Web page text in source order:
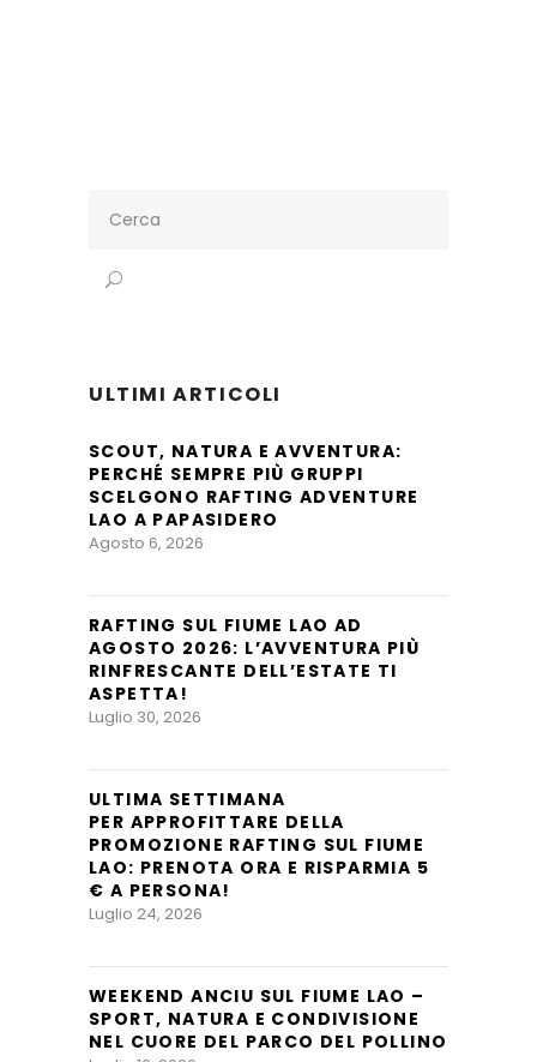
for:
ULTIMI ARTICOLI
SCOUT, NATURA E AVVENTURA:
PERCHÉ SEMPRE PIÙ GRUPPI
SCELGONO RAFTING ADVENTURE
LAO A PAPASIDERO
Agosto 6, 2026
RAFTING SUL FIUME LAO AD
AGOSTO 2026: L’AVVENTURA PIÙ
RINFRESCANTE DELL’ESTATE TI
ASPETTA!
Luglio 30, 2026
ULTIMA SETTIMANA
PER APPROFITTARE DELLA
PROMOZIONE RAFTING SUL FIUME
LAO: PRENOTA ORA E RISPARMIA 5
€ A PERSONA!
Luglio 24, 2026
WEEKEND ANCIU SUL FIUME LAO –
SPORT, NATURA E CONDIVISIONE
NEL CUORE DEL PARCO DEL POLLINO